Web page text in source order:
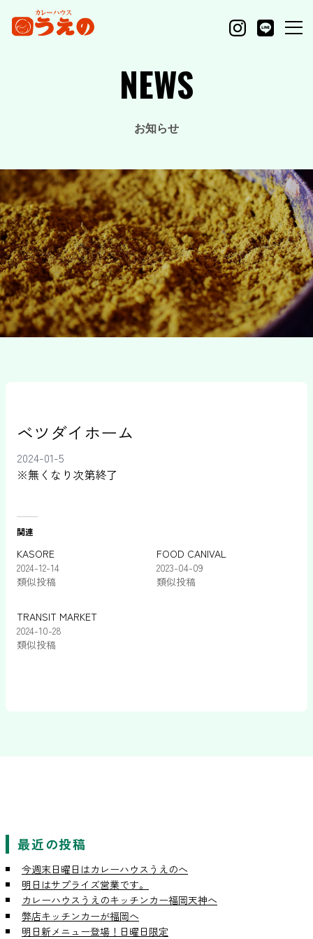
NEWS
お知らせ
ベツダイホーム
2024-01-5
※無くなり次第終了
関連
KASORE
2024-12-14
類似投稿
FOOD CANIVAL
2023-04-09
類似投稿
TRANSIT MARKET
2024-10-28
類似投稿
最近の投稿
今週末日曜日はカレーハウスうえのへ
明日はサプライズ営業です。
カレーハウスうえのキッチンカー福岡天神へ
弊店キッチンカーが福岡へ
明日新メニュー登場！日曜日限定